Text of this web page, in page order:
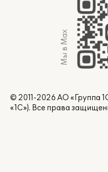
Мы в Max
© 2011-2026 АО «Группа
«1С»). Все права